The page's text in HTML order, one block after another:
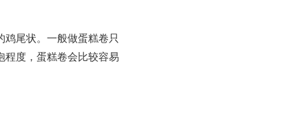
尾状。一般做蛋糕卷只
程度，蛋糕卷会比较容易